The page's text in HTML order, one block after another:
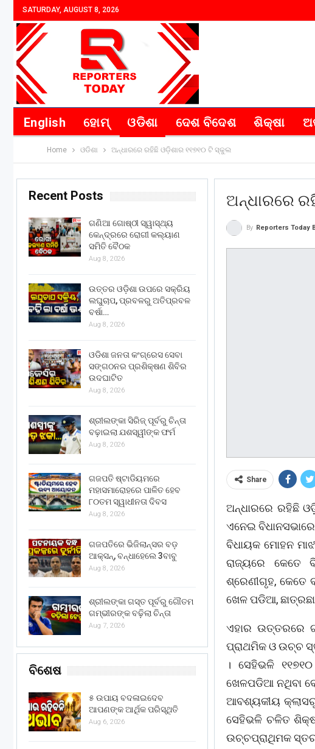
SATURDAY, AUGUST 8, 2026
English ହୋମ୍ ଓଡିଶା ଦେଶ ବିଦେଶ ଶିକ୍ଷା
Home ଓଡିଶା ଅନ୍ଧାରରେ ରହିଛି ଓଡ଼ିଶାର ୧୧୭୧୦ ଟି ସ୍କୁଲ
ଅନ୍ଧାରରେ
By Reporters Today
Share
ଅନ୍ଧାରରେ ରହିଛି
ଏନେଇ
ବିଧାୟକ ମୋହନ
ରାଜ୍ୟରେ କେତେ
ଶ୍ରେଣୀଗୃହ, କେତେ
ଖେଳ ପଡିଆ,
ଏହାର ଉତ୍ତରରେ
ପ୍ରାଥମିକ ଓ ଉଚ୍ଚ
। ସେହିଭଳି
ଖେଳପଡିଆ ନଥିବା
ଆବଶ୍ୟକୀୟ
ସେହିଭଳି ଚଳିତ
ଉଚ୍ଚପ୍ରାଥିମକ
Recent Posts
ଗଣିଆ ଗୋଷ୍ଠୀ ସ୍ୱାସ୍ଥ୍ୟ
କେନ୍ଦ୍ରରେ ରୋଗୀ କଲ୍ୟାଣ
ସମିତି ବୈଠକ
Aug 8, 2026
ଉତ୍ତର ଓଡ଼ିଶା ଉପରେ ସକ୍ରିୟ
ଲଘୁଚାପ, ପ୍ରବଳରୁ ଅତିପ୍ରବଳ
ବର୍ଷା…
Aug 8, 2026
ଓଡିଶା ଜନତା କଂଗ୍ରେସ ସେବା
ସଙ୍ଗଠନର ପ୍ରଶିକ୍ଷଣ ଶିବିର
ଉଦଘାଟିତ
Aug 8, 2026
ଶ୍ରୀଲଙ୍କା ସିରିଜ୍ ପୂର୍ବରୁ ଚିନ୍ତା
ବଢ଼ାଇଲା ଯଶସ୍ୱୀଙ୍କ ଫର୍ମ
Aug 8, 2026
ଗଜପତି ଷ୍ଟାଡିୟମରେ
ମହାସମାରୋହରେ ପାଳିତ ହେବ
୮୦ତମ ସ୍ୱାଧୀନତା ଦିବସ
Aug 8, 2026
ଗଜପତିରେ ଭିଜିଲାନ୍ସର ବଡ଼
ଆକ୍ସନ୍, ବନ୍ଧାହେଲେ 3ବାବୁ
Aug 8, 2026
ଶ୍ରୀଲଙ୍କା ଗସ୍ତ ପୂର୍ବରୁ ଗୌତମ
ଗମ୍ଭୀରଙ୍କ ବଢ଼ିଲା ଚିନ୍ତା
Aug 7, 2026
ବିଶେଷ
୫ ଉପାୟ ବଦଳାଇଦେବ
ଆପଣଙ୍କ ଆର୍ଥିକ ପରିସ୍ଥିତି
Aug 6, 2026